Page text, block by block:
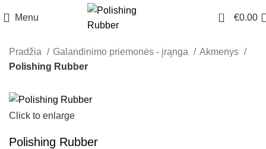
Menu 0 €0.00
Pradžia Galandinimo priemonės - įrąnga
Akmenys
Polishing Rubber
Click to enlarge
Polishing Rubber